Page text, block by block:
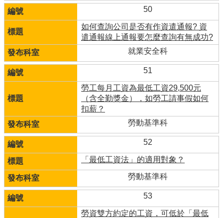
50
如何查詢公司是否有作資遣通報? 資
遣通報線上通報要怎麼查詢有無成功?
就業安全科
51
勞工每月工資為最低工資29,500元
（含全勤獎金），如勞工請事假如何
扣薪？
勞動基準科
52
「最低工資法」的適用對象？
勞動基準科
53
勞資雙方約定的工資，可低於「最低